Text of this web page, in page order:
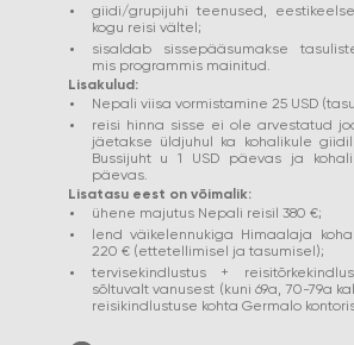
giidi/grupijuhi teenused,
kogu reisi vältel;
sisaldab sissepääsumakse
mis programmis mainitud.
Lisakulud:
Nepali viisa vormistamine 25 USD
reisi hinna sisse ei ole arvestatud
jäetakse üldjuhul ka kohalikule
Bussijuht u 1 USD päevas ja
päevas.
Lisatasu eest on võimalik:
ühene majutus Nepali reisil 380 €;
lend väikelennukiga Himaalaja
220 € (ettetellimisel ja tasumisel);
tervisekindlustus +
sõltuvalt vanusest (kuni 69a, 70-79a
reisikindlustuse kohta Germalo